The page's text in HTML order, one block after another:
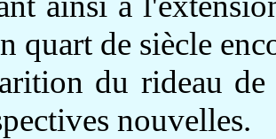
quart de siècle
du rideau
nouvelles.